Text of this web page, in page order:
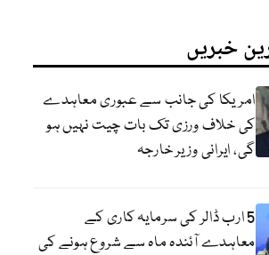
خبریں
امریکا کی جانب سے عبوری معاہدے
کی خلاف ورزی تک بات چیت نہیں ہو
گی، ایرانی وزیر خارجہ
5 ارب ڈالر کی سرمایہ کاری کے
معاہدے آئندہ ماہ سے شروع ہونے کی